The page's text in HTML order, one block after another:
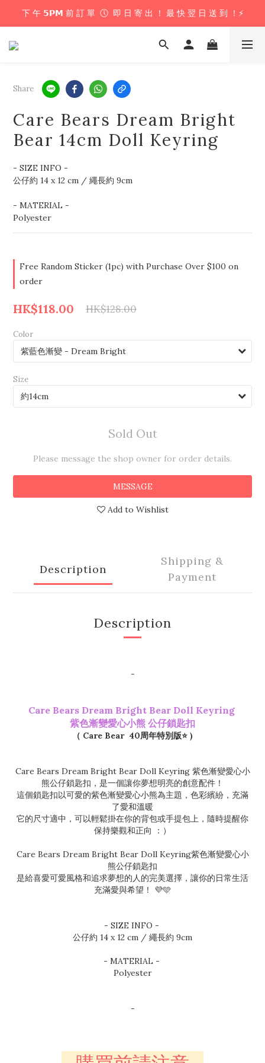
下 午 𝟱𝗣𝗠 前 訂 單  🕔  即 日 寄 出 ！ 最 快 翌 日 送 到 ！⚡️
下 午 𝟱𝗣𝗠 前 訂 單  🕔  即 日 寄 出 ！ 最 快 翌 日 送 到 ！⚡️
📦 購 物 滿 $𝟲𝟬𝟬 即 享 免 運 優 惠 ！ (公仔花束商品除外) 📦
下 午 𝟱𝗣𝗠 前 訂 單  🕔  即 日 寄 出 ！ 最 快 翌 日 送 到 ！⚡️
Share
Care Bears Dream Bright
Bear 14cm Doll Keyring
- SIZE INFO -
公仔約 14 x 12 cm / 繩長約 9cm
- MATERIAL -
Polyester
Free Random Sticker (1pc) with Purchase Over $100 on
order
HK$118.00 HK$128.00
Color
Size
Sold Out
Please message the shop owner for order details.
MESSAGE
Add to Wishlist
Description
Shipping &
Payment
Description
-
Care Bears Dream Bright Bear Doll Keyring
紫色漸變愛心小熊 公仔鎖匙扣
（ Care Bear 40周年特別版⭐️ )
Care Bears Dream Bright Bear Doll Keyring 紫色漸變愛心小
熊公仔鎖匙扣，是一個讓你夢想明亮的創意配件！
這個鎖匙扣以可愛的紫色漸變愛心小熊為主題，色彩繽紛，充滿
了愛和溫暖
它的尺寸適中，可以輕鬆掛在你的背包或手提包上，隨時提醒你
保持樂觀和正向 ：）
Care Bears Dream Bright Bear Doll Keyring紫色漸變愛心小
熊公仔鎖匙扣
是給喜愛可愛風格和追求夢想的人的完美選擇，讓你的日常生活
充滿愛與希望！ 💜🩵
- SIZE INFO -
公仔約 14 x 12 cm / 繩長約 9cm
- MATERIAL -
Polyester
-